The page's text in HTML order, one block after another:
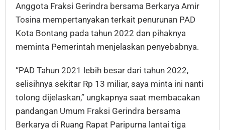
Anggota Fraksi Gerindra bersama Berkarya Amir
Tosina mempertanyakan terkait penurunan PAD
Kota Bontang pada tahun 2022 dan pihaknya
meminta Pemerintah menjelaskan penyebabnya.
“PAD Tahun 2021 lebih besar dari tahun 2022,
selisihnya sekitar Rp 13 miliar, saya minta ini nanti
tolong dijelaskan,” ungkapnya saat membacakan
pandangan Umum Fraksi Gerindra bersama
Berkarya di Ruang Rapat Paripurna lantai tiga